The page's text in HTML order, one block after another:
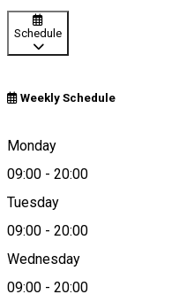
Schedule
Weekly Schedule
Monday
09:00 - 20:00
Tuesday
09:00 - 20:00
Wednesday
09:00 - 20:00
Sibiu, Romania
Map